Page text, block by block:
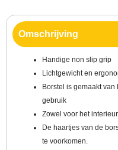
Omschrijving
Handige non slip grip
Lichtgewicht en
Borstel is gemaakt
gebruik
Zowel voor het
De haartjes van de
te voorkomen.